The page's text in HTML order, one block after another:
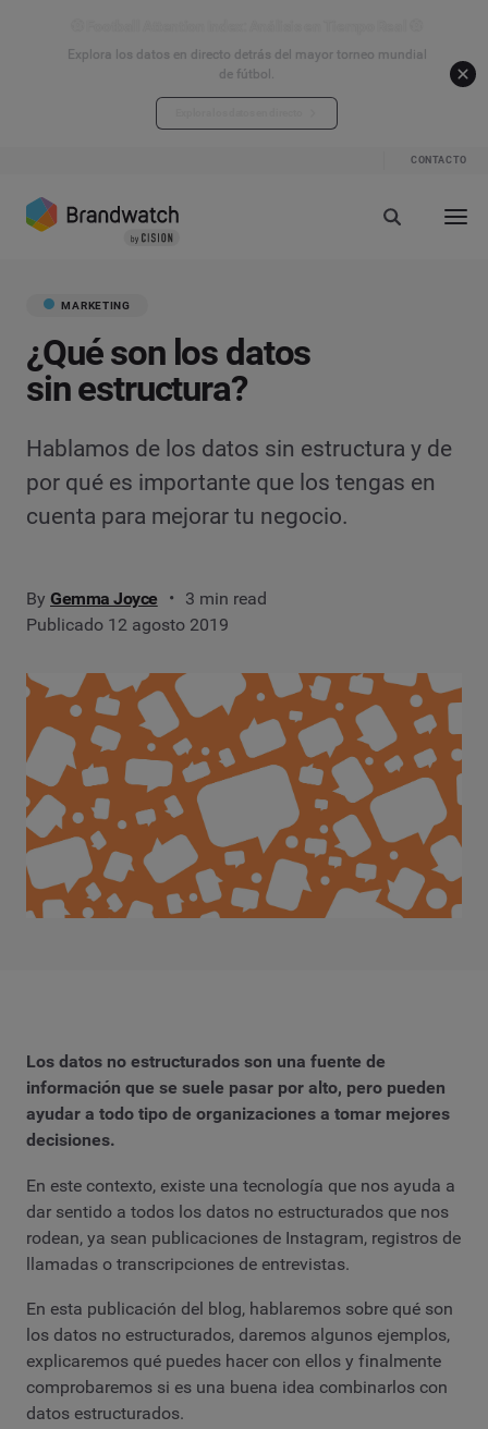
Explora los datos en directo detrás del mayor torneo mundial
de fútbol.
CONTACTO
MARKETING
¿Qué son los datos
sin estructura?
Hablamos de los datos sin estructura y de
por qué es importante que los tengas en
cuenta para mejorar tu negocio.
By Gemma Joyce
3 min read
Publicado 12 agosto 2019
Los datos no estructurados son una fuente de
información que se suele pasar por alto, pero pueden
ayudar a todo tipo de organizaciones a tomar mejores
decisiones.
En este contexto, existe una tecnología que nos ayuda a
dar sentido a todos los datos no estructurados que nos
rodean, ya sean publicaciones de Instagram, registros de
llamadas o transcripciones de entrevistas.
En esta publicación del blog, hablaremos sobre qué son
los datos no estructurados, daremos algunos ejemplos,
explicaremos qué puedes hacer con ellos y finalmente
comprobaremos si es una buena idea combinarlos con
datos estructurados.